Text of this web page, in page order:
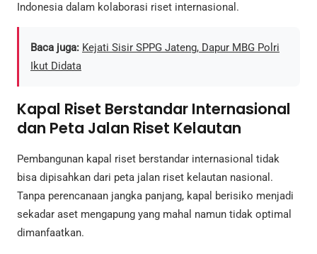
Indonesia dalam kolaborasi riset internasional.
Baca juga: Kejati Sisir SPPG Jateng, Dapur MBG Polri
Ikut Didata
Kapal Riset Berstandar Internasional
dan Peta Jalan Riset Kelautan
Pembangunan kapal riset berstandar internasional tidak
bisa dipisahkan dari peta jalan riset kelautan nasional.
Tanpa perencanaan jangka panjang, kapal berisiko menjadi
sekadar aset mengapung yang mahal namun tidak optimal
dimanfaatkan.